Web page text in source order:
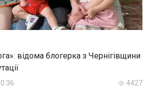
відома блогерка з Чернігівщини
4427